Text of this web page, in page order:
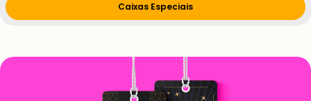
Caixas Especiais